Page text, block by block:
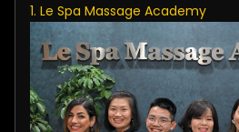
1. Le Spa Massage Academy